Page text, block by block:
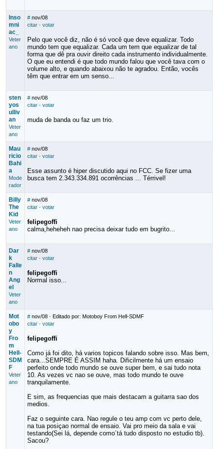
Inso
mni
ac_
Veter
ano
# nov/08
citar· votar
Pelo que você diz, não é só você que deve equalizar. Todo
mundo tem que equalizar. Cada um tem que equalizar de tal
forma que dê pra ouvir direito cada instrumento individualmente.
O que eu entendi é que todo mundo falou que você tava com o
volume alto, e quando abaixou não te agradou. Então, vocês
têm que entrar em um senso...
sten
yos
ulliv
an
Veter
ano
# nov/08
citar· votar
muda de banda ou faz um trio.
Mau
ricio
Bahi
a
Mode
rador
# nov/08
citar· votar
Esse assunto é hiper discutido aqui no FCC. Se fizer uma
busca tem 2.343.334.891 ocorrências ... Térrivel!
Billy
The
Kid
Veter
ano
# nov/08
citar· votar
felipegoffi
calma,heheheh nao precisa deixar tudo em bugrito...
Dar
k
Falle
n
Ang
el
Veter
ano
# nov/08
citar· votar
felipegoffi
Normal isso...
Mot
obo
y
Fro
m
Hell-
SDM
F
Veter
ano
# nov/08· Editado por: Motoboy From Hell-SDMF
citar· votar
felipegoffi
Como já foi dito, há varios topicos falando sobre isso. Mas bem,
cara...SEMPRE É ASSIM haha. Dificilmente há um ensaio
perfeito onde todo mundo se ouve super bem, e sai tudo nota
10. As vezes vc nao se ouve, mas todo mundo te ouve
tranquilamente.
E sim, as frequencias que mais destacam a guitarra sao dos
medios.
Faz o seguinte cara. Nao regule o teu amp com vc perto dele,
na tua posiçao normal de ensaio. Vai pro meio da sala e vai
testando(Sei lá, depende como´tá tudo disposto no estudio tb).
Sacou?